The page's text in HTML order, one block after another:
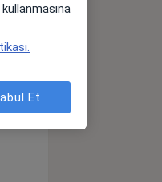
11 Ağustos
Et